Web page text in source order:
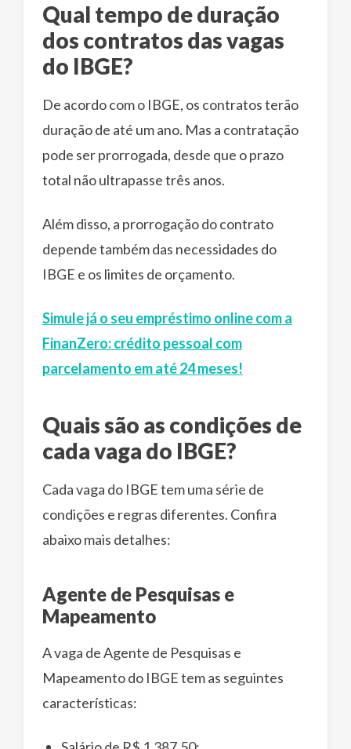
Qual tempo de duração
dos contratos das vagas
do IBGE?
De acordo com o IBGE, os contratos terão
duração de até um ano. Mas a contratação
pode ser prorrogada, desde que o prazo
total não ultrapasse três anos.
Além disso, a prorrogação do contrato
depende também das necessidades do
IBGE e os limites de orçamento.
Simule já o seu empréstimo online com a
FinanZero: crédito pessoal com
parcelamento em até 24 meses!
Quais são as condições de
cada vaga do IBGE?
Cada vaga do IBGE tem uma série de
condições e regras diferentes. Confira
abaixo mais detalhes:
Agente de Pesquisas e
Mapeamento
A vaga de Agente de Pesquisas e
Mapeamento do IBGE tem as seguintes
características: